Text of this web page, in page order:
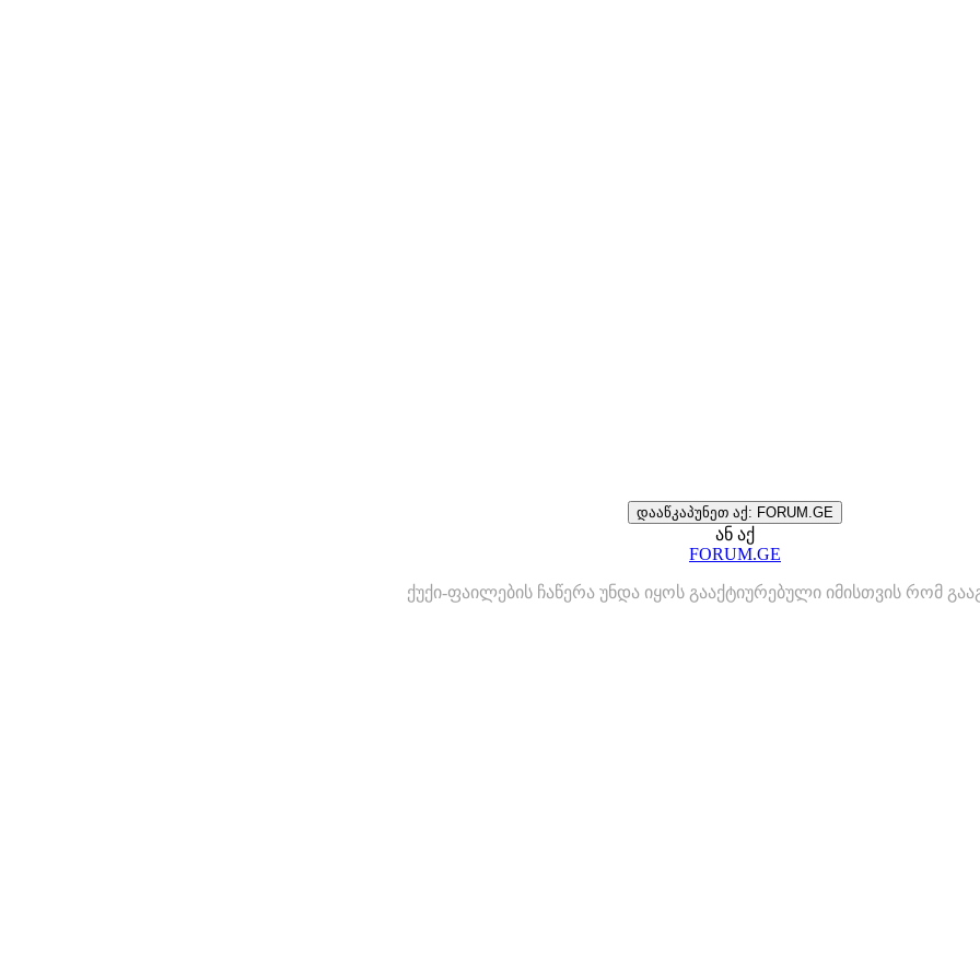
დააწკაპუნეთ აქ: FORUM.GE
ან აქ
FORUM.GE
ქუქი-ფაილების ჩაწერა უნდა იყოს გააქტიურებული იმისთვის რომ